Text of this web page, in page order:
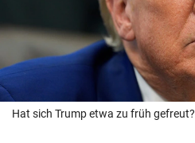
Hat sich Trump etwa zu früh gefreut?